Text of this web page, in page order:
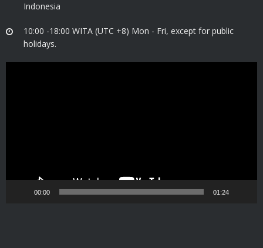
Indonesia
10:00 -18:00 WITA (UTC +8) Mon - Fri, except for public
holidays.
00:00 01:24